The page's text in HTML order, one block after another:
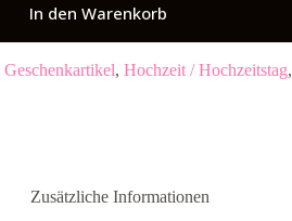
In den Warenkorb
Geschenkartikel, Hochzeit / Hochzeitstag,
Zusätzliche Informationen